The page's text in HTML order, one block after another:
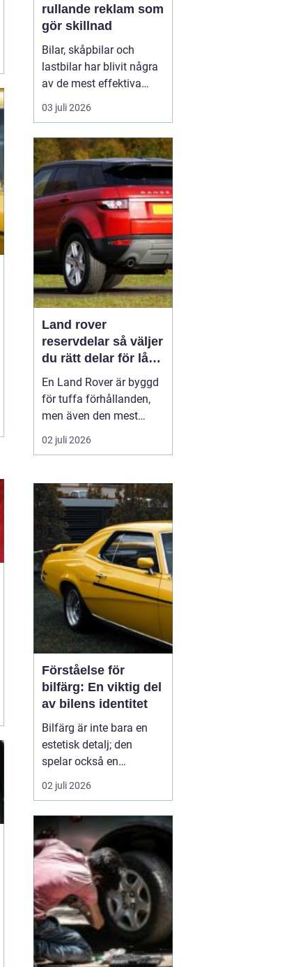
rullande reklam som
gör skillnad
Bilar, skåpbilar och
lastbilar har blivit några
av de mest effektiva
reklampelarna vi har i
vardagen. En
att ett företag syns
överallt där fordonet rör
sig på E4:an, inne i
centrum, på
industriområdet eller
utanför kundens en...
03 juli 2026
Land rover
reservdelar så väljer
du rätt delar för lång
livslängd och trygg
körning
En Land Rover är byggd
för tuffa förhållanden,
men även den mest
robusta bilen slits med
tiden. Bromsar,
packningar och
elektronik påverkas av år
av vardagskörning,
terräng och vägsalt. För
att bilen ska behålla sin
styrka och säkerh...
02 juli 2026
Förståelse för
bilfärg: En viktig del
av bilens identitet
Bilfärg är inte bara en
estetisk detalj; den
spelar också en
avgörande roll för bilens
övergripande identitet
bilfärgen kan påverka
hur en bil uppfattas,
stärka dess mär...
02 juli 2026